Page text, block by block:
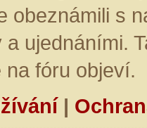
obeznámili s
ujednáními.
na fóru objeví.
|